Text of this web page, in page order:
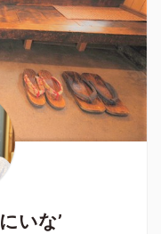
いな’